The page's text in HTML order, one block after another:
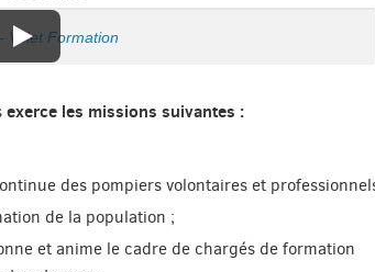
Volet Formation
exerce les missions suivantes :
des pompiers volontaires et
de la population ;
et anime le cadre de chargés de formation